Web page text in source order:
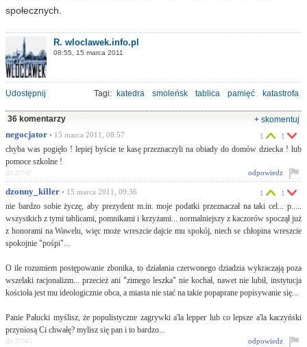
społecznych.
R. wloclawek.info.pl
08:55, 15 marca 2011
Udostępnij Tagi: katedra smoleńsk tablica pamięć katastrofa
36 komentarzy
+ skomentuj
negocjator • 15 marca 2011, 08:57
chyba was pogięło ! lepiej byście te kasę przeznaczyli na obiady do domów dziecka ! lub
pomoce szkolne !
1 1
odpowiedz
ID:27742
dzonny_killer • 15 marca 2011, 09:36
nie bardzo sobie życzę, aby prezydent m.in. moje podatki przeznaczał na taki cel... p.....
wszystkich z tymi tablicami, pomnikami i krzyżami... normalniejszy z kaczorów spoczął już
z honorami na Wawelu, więc może wreszcie dajcie mu spokój, niech se chłopina wreszcie
spokojnie "pośpi"...
O ile rozumiem postępowanie zbonika, to działania czerwonego dziadzia wykraczają poza
wszelaki racjonalizm... przecież ani "zimego leszka" nie kochał, nawet nie lubił, instytucja
kościoła jest mu ideologicznie obca, a miasta nie stać na takie popaprane popisywanie się...
Panie Pałucki myślisz, że populistyczne zagrywki a'la lepper lub co lepsze a'la kaczyński
przyniosą Ci chwałę? mylisz się pan i to bardzo...
1 1
odpowiedz
ID:27745